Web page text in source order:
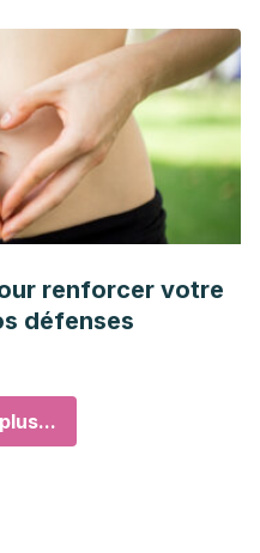
renforcer votre
défenses